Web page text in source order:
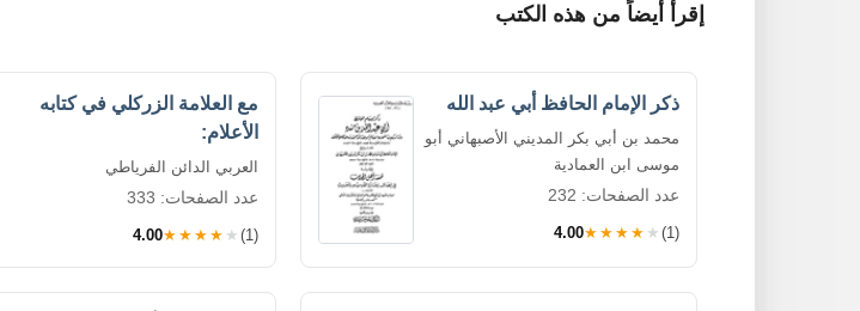
إقرأ أيضاً من هذه الكتب
ذكر الإمام الحافظ أبي عبد الله
محمد بن أبي بكر المديني الأصبهاني أبو
موسى ابن العمادية
عدد الصفحات: 232
4.00★★★★★ (1)
مع العلامة الزركلي في كتابه
الأعلام:
العربي الدائن الفرياطي
عدد الصفحات: 333
4.00★★★★★ (1)